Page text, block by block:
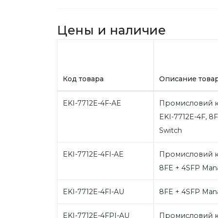
Цены и наличие
Код товара Описание
EKI-7712E-4F-AE
Промисловий
EKI-7712E-4F,
Switch
EKI-7712E-4FI-AE
Промисловий
8FE + 4SFP
EKI-7712E-4FI-AU 8FE + 4SFP
EKI-7712E-4FPI-AU Промисловий